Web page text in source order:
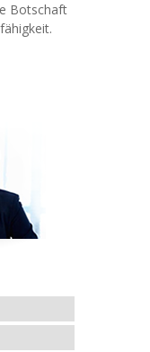
Botschaft